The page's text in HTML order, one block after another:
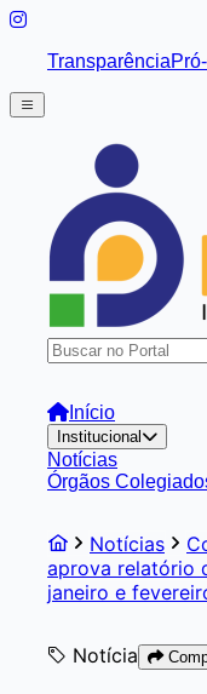
Transparência
Início
Institucional
Notícias
Órgãos
Notícias
aprova relatório
janeiro e
Notícia